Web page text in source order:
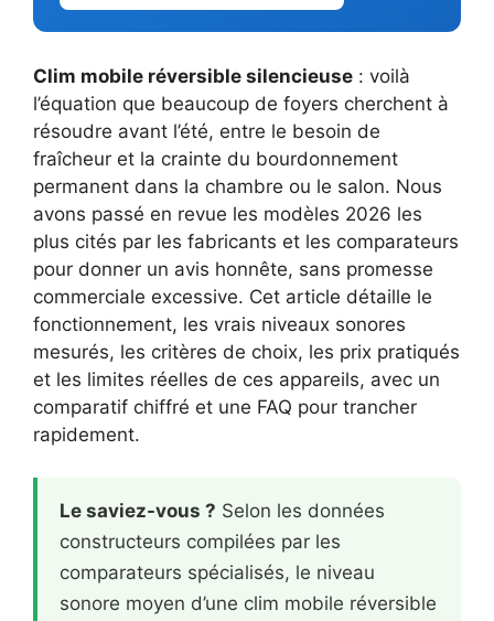
Clim mobile réversible silencieuse : voilà
l’équation que beaucoup de foyers cherchent à
résoudre avant l’été, entre le besoin de
fraîcheur et la crainte du bourdonnement
permanent dans la chambre ou le salon. Nous
avons passé en revue les modèles 2026 les
plus cités par les fabricants et les comparateurs
pour donner un avis honnête, sans promesse
commerciale excessive. Cet article détaille le
fonctionnement, les vrais niveaux sonores
mesurés, les critères de choix, les prix pratiqués
et les limites réelles de ces appareils, avec un
comparatif chiffré et une FAQ pour trancher
rapidement.
Le saviez-vous ? Selon les données
constructeurs compilées par les
comparateurs spécialisés, le niveau
sonore moyen d’une clim mobile réversible